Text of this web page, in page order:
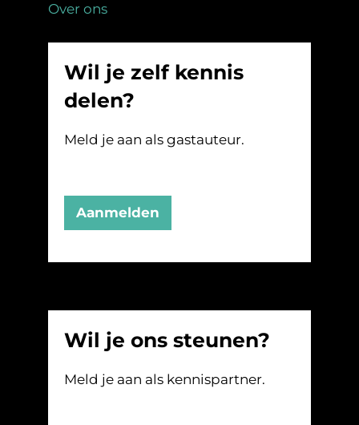
Over ons
Wil je zelf kennis
delen?
Meld je aan als gastauteur.
Aanmelden
Wil je ons steunen?
Meld je aan als kennispartner.